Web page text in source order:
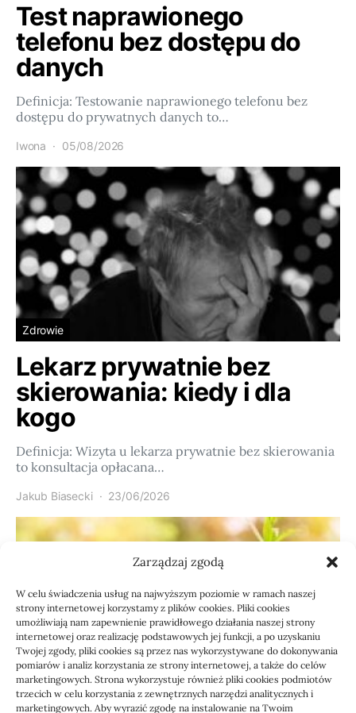
Zarządzaj zgodą
W celu świadczenia usług na najwyższym poziomie w ramach naszej
strony internetowej korzystamy z plików cookies. Pliki cookies
umożliwiają nam zapewnienie prawidłowego działania naszej strony
internetowej oraz realizację podstawowych jej funkcji, a po uzyskaniu
Twojej zgody, pliki cookies są przez nas wykorzystywane do dokonywania
pomiarów i analiz korzystania ze strony internetowej, a także do celów
marketingowych. Strona wykorzystuje również pliki cookies podmiotów
trzecich w celu korzystania z zewnętrznych narzędzi analitycznych i
marketingowych. Aby wyrazić zgodę na instalowanie na Twoim
Test naprawionego
telefonu bez dostępu do
danych
Definicja: Testowanie naprawionego telefonu bez
dostępu do prywatnych danych to…
Iwona 05/08/2026
Zdrowie
Lekarz prywatnie bez
skierowania: kiedy i dla
kogo
Definicja: Wizyta u lekarza prywatnie bez skierowania
to konsultacja opłacana…
Jakub Biasecki 23/06/2026
Usługi